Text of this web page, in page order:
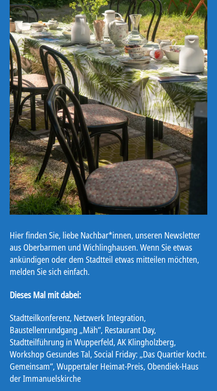
Hier finden Sie, liebe Nachbar*innen, unseren Newsletter
aus Oberbarmen und Wichlinghausen. Wenn Sie etwas
ankündigen oder dem Stadtteil etwas mitteilen möchten,
melden Sie sich einfach.
Dieses Mal mit dabei:
Stadtteilkonferenz, Netzwerk Integration,
Baustellenrundgang „Mäh“, Restaurant Day,
Stadtteilführung in Wupperfeld, AK Klingholzberg,
Workshop Gesundes Tal, Social Friday: „Das Quartier kocht.
Gemeinsam“, Wuppertaler Heimat-Preis, Obendiek-Haus
der Immanuelskirche